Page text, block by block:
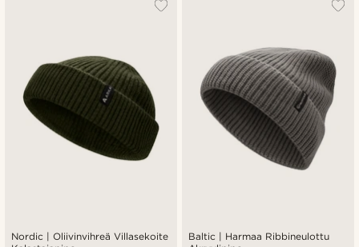
Nordic | Oliivinvihreä Villasekoite
Baltic | Harmaa Ribbineulottu